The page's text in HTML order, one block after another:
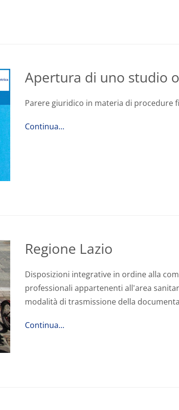
Apertura di uno studio
Parere giuridico in materia di procedure
Continua...
Regione Lazio
Disposizioni integrative in ordine alla
professionali appartenenti all'area
modalità di trasmissione della
Continua...